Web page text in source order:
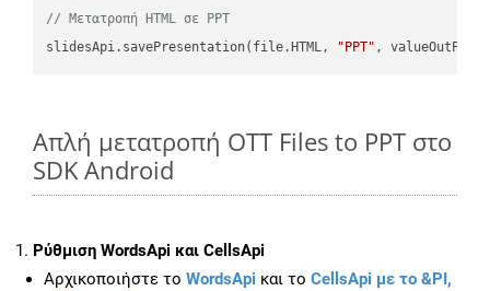
// Μετατροπή HTML σε PPT
slidesApi.savePresentation(file.HTML,
"PPT"
Απλή μετατροπή OTT Files to PPT στο
SDK Android
Ρύθμιση WordsApi και CellsApi
Αρχικοποιήστε το WordsApi και το CellsApi με το &PI,